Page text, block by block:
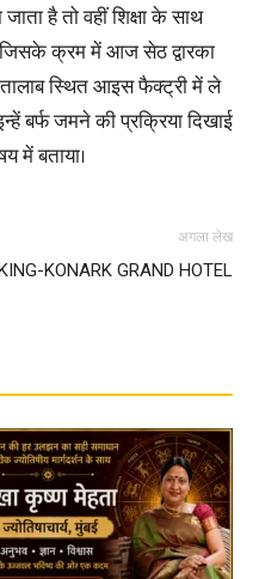
in
Hindi,
Today
है तो वहीं शिक्षा के साथ
क्रम में आज सेठ द्वारका
स्थित आइस फैक्ट्री में ले
बर्फ जमने की प्रक्रिया दिखाई
में बताया।
अगला लेख
KONARK GRAND HOTEL